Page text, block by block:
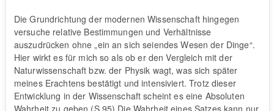
Die Grundrichtung der modernen Wissenschaft hingegen
versuche relative Bestimmungen und Verhältnisse
auszudrücken ohne „ein an sich seiendes Wesen der Dinge“.
Hier wirkt es für mich so als ob er den Vergleich mit der
Naturwissenschaft bzw. der Physik wagt, was sich später
meines Erachtens bestätigt und intensiviert. Trotz dieser
Entwicklung in der Wissenschaft scheint es eine Absoluten
Wahrheit zu geben.(S.95) Die Wahrheit eines Satzes kann nur